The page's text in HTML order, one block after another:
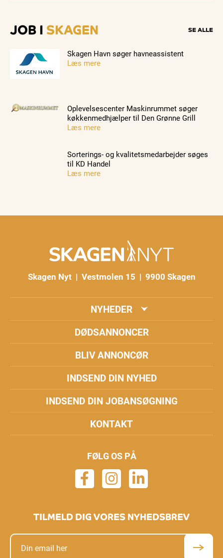
JOB I SKAGEN SE ALLE
Skagen Havn søger havneassistent
Læs mere
Oplevelsescenter Maskinrummet søger
køkkenmedhjælper til Den Grønne Grill
Læs mere
Sorterings- og kvalitetsmedarbejder søges
til KD Handel
Læs mere
Skagen Nyt | Vestmolen 15 | 9900 Skagen
NYHEDER
DØDSANNONCER
BLIV ANNONCØR
INDSEND DIN NYHED
INDSEND DIN JOBANSØGNING
KONTAKT
FØLG OS PÅ
TILMELD DIG VORES NYHEDSBREV